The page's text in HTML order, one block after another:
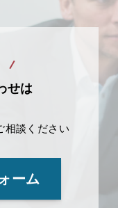
せは
相談ください
ーム